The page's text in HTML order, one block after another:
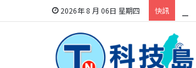
2026年 8 月 06日 星期四 快訊